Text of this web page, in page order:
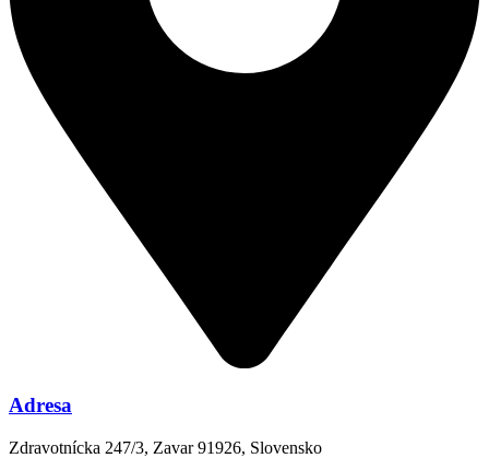
Adresa
Zdravotnícka 247/3, Zavar 91926, Slovensko